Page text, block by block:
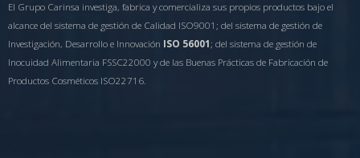
El Grupo Carinsa investiga, fabrica y comercializa sus propios productos bajo el
alcance del sistema de gestión de Calidad ISO9001; del sistema de gestión de
Investigación, Desarrollo e Innovación ISO 56001 ; del sistema de gestión de
Inocuidad Alimentaria FSSC22000 y de las Buenas Prácticas de Fabricación de
Productos Cosméticos ISO22716.